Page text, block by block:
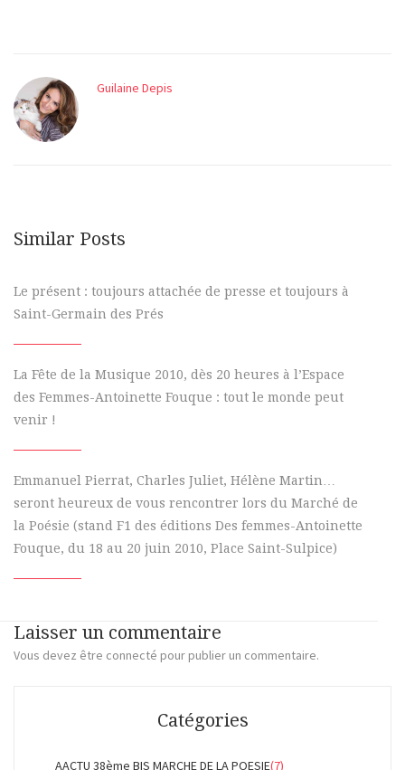
Guilaine Depis
Similar Posts
Le présent : toujours attachée de presse et toujours à
Saint-Germain des Prés
La Fête de la Musique 2010, dès 20 heures à l’Espace
des Femmes-Antoinette Fouque : tout le monde peut
venir !
Emmanuel Pierrat, Charles Juliet, Hélène Martin…
seront heureux de vous rencontrer lors du Marché de
la Poésie (stand F1 des éditions Des femmes-Antoinette
Fouque, du 18 au 20 juin 2010, Place Saint-Sulpice)
Laisser un commentaire
Vous devez être connecté pour publier un commentaire.
Catégories
AACTU 38ème BIS MARCHE DE LA POESIE(7)